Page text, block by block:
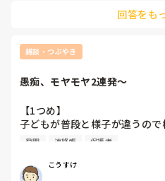
今回、久々にサポートに入っ
緒に会話する（ベテラン1人は
ども10人以上が部屋にいるのに
私が、朝のオヤツの配膳中…担
しあっている。
その間、16人の子ども達は、無
担任の目の前で子ども数人が
暫く我慢していたのですが、目
なら後から共有するなど子ど
自分の保育に自信を持ってもい
回答をも
雑談・つぶやき
愚痴、モヤモヤ2連発〜
【1つめ】
子どもが普段と様子が違うので
↓
↓
翌日、通院したが特に問題なく
登園 連絡帳 保護者
こうすけ